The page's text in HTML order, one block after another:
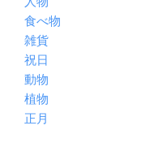
食べ物
雑貨
祝日
動物
植物
正月